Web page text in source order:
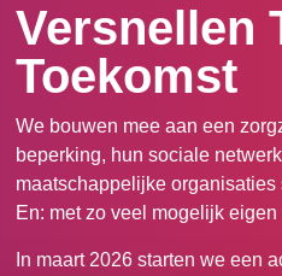
Versnellen
Toekomst
We bouwen mee aan een
beperking, hun sociale
maatschappelijke
En: met zo veel mogelijk
In maart 2026 starten we een